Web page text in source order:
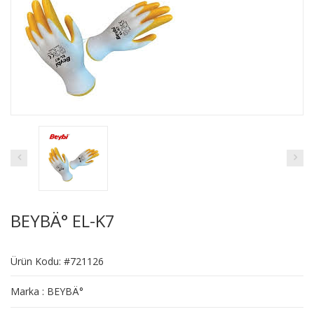
BEYBÄ° EL-K7
Ürün Kodu: #721126
Marka : BEYBÄ°